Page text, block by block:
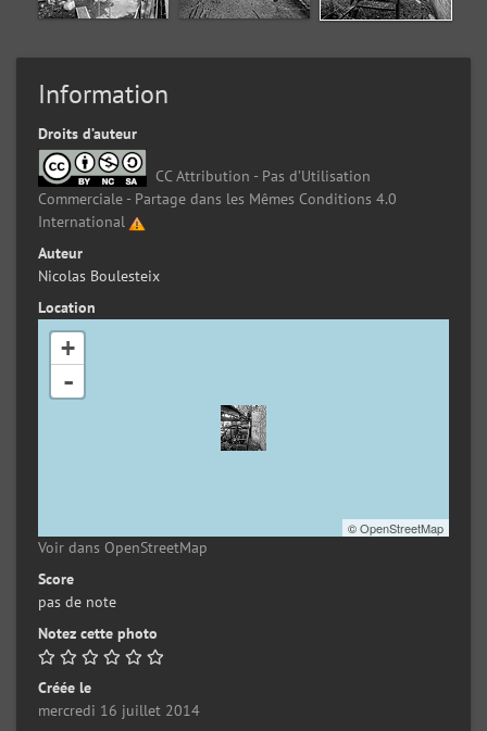
Information
Droits d’auteur
CC Attribution - Pas d’Utilisation
Commerciale - Partage dans les Mêmes Conditions 4.0
International
Auteur
Nicolas Boulesteix
Location
+
-
©OpenStreetMap
Voir dans OpenStreetMap
Score
pas de note
Notez cette photo
Créée le
mercredi 16 juillet 2014